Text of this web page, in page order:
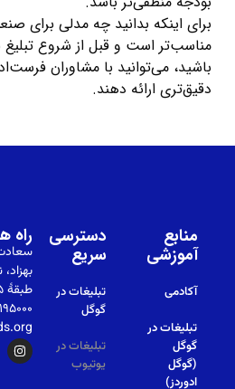
برای اینکه بدانید چه مدلی برای
مناسب‌تر است و قبل از شروع تبلیغ
باشید، می‌توانید با مشاوران
دقیق‌تری ارائه دهند.
دسترسی
سریع
تبلیغات در
گوگل
تبلیغات در
یوتیوب
منابع
آموزشی
آکادمی
تبلیغات در
گوگل
(گوگل
ادوردز)
راه
طبقهٔ ۵
۰۲۱-